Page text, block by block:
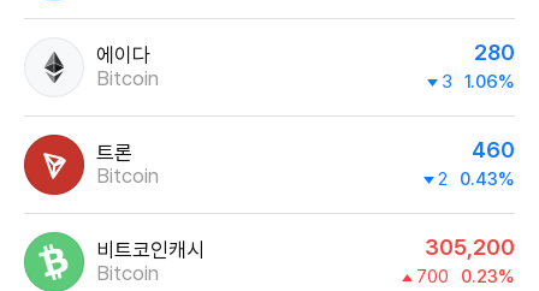
에이다
Bitcoin
280
3 1.06%
트론
Bitcoin
460
2 0.43%
비트코인캐시
Bitcoin
305,200
700 0.23%